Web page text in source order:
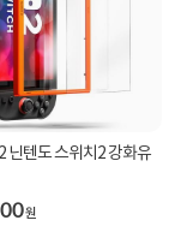
닌텐도 스위치2 강화유
원